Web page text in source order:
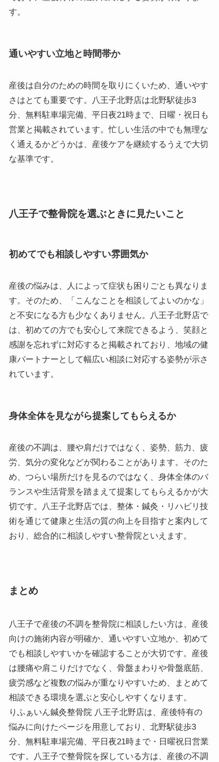
す。
通いやすい立地と時間帯か
産後は自分のための時間を取りにくいため、通いやす
さはとても重要です。八王子北野店は北野駅徒歩3
分、無料駐車場完備、平日夜21時まで、日曜・祝日も
営業と掲載されています。忙しい生活の中でも無理な
く通えるかどうかは、産後ケアを継続するうえで大切
な基準です。
八王子で整骨院を選ぶときに見たいこと
初めてでも相談しやすい雰囲気か
産後の悩みは、人によって症状も困りごとも異なりま
す。そのため、「こんなことを相談してよいのかな」
と不安になる方も少なくありません。八王子北野店で
は、初めての方でも安心して来院できるよう、笑顔と
感謝を忘れずに対応すると掲載されており、地域の健
康パートナーとして幅広い相談に対応する姿勢が示さ
れています。
身体全体を見ながら提案してもらえるか
産後の不調は、腰や肩だけではなく、姿勢、筋力、疲
労、気分の変化などが関わることがあります。そのた
め、つらい場所だけを見るのではなく、身体全体のバ
ランスや生活背景を踏まえて提案してもらえるかが大
切です。八王子北野店では、整体・鍼灸・リハビリ技
術を通じて健康と生活の質の向上を目指すと案内して
おり、総合的に相談しやすい整骨院といえます。
まとめ
八王子で産後の不調を整骨院に相談したい方は、産後
向けの施術内容が明確か、通いやすい立地か、初めて
でも相談しやすいかを確認することが大切です。産後
は腰痛や肩こりだけでなく、骨盤まわりや骨盤底筋、
疲労感など複数の悩みが重なりやすいため、まとめて
相談できる環境を選ぶと安心しやすくなります。
りふぁいん鍼灸整骨院 八王子北野店は、産後特有の
悩みに向けたページを用意しており、北野駅徒歩3
分、無料駐車場完備、平日夜21時まで・日曜祝日営業
です。八王子で整骨院を探している方は、産後の不調